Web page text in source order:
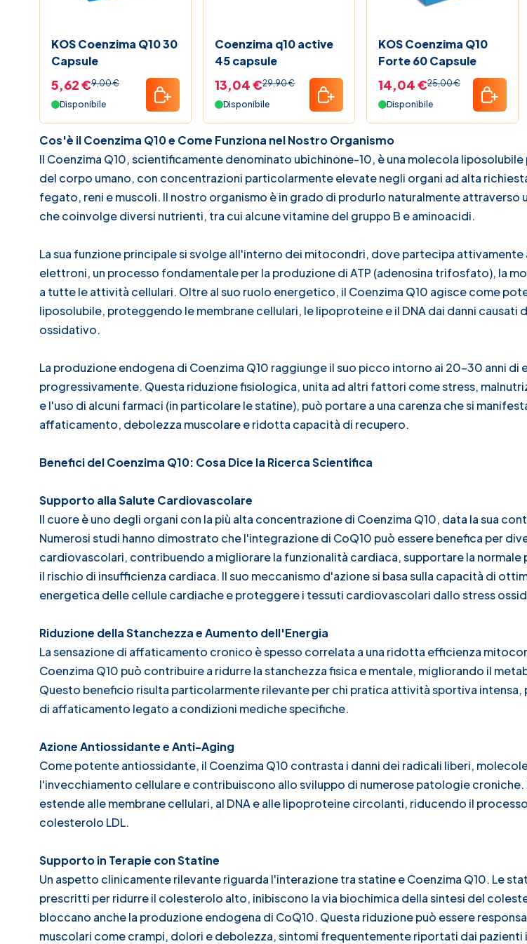
KOS Coenzima Q10 30
Capsule
5,62 €9,00 €
Disponibile
Coenzima q10 active
45 capsule
13,04 €29,90 €
Disponibile
KOS Coenzima Q10
Forte 60 Capsule
14,04 €25,00 €
Disponibile
Cos'è il Coenzima Q10 e Come Funziona nel Nostro Organismo
Il Coenzima Q10, scientificamente denominato ubichinone-10, è una molecola
del corpo umano, con concentrazioni particolarmente elevate negli organi ad alta
fegato, reni e muscoli. Il nostro organismo è in grado di produrlo naturalmente attraverso
che coinvolge diversi nutrienti, tra cui alcune vitamine del gruppo B e aminoacidi.
La sua funzione principale si svolge all'interno dei mitocondri, dove partecipa
elettroni, un processo fondamentale per la produzione di ATP (adenosina trifosfato), la
a tutte le attività cellulari. Oltre al suo ruolo energetico, il Coenzima Q10 agisce come
liposolubile, proteggendo le membrane cellulari, le lipoproteine e il DNA dai danni causati
ossidativo.
La produzione endogena di Coenzima Q10 raggiunge il suo picco intorno ai 20-30 anni di
progressivamente. Questa riduzione fisiologica, unita ad altri fattori come stress,
e l'uso di alcuni farmaci (in particolare le statine), può portare a una carenza che si
affaticamento, debolezza muscolare e ridotta capacità di recupero.
Benefici del Coenzima Q10: Cosa Dice la Ricerca Scientifica
Supporto alla Salute Cardiovascolare
Il cuore è uno degli organi con la più alta concentrazione di Coenzima Q10, data la sua
Numerosi studi hanno dimostrato che l'integrazione di CoQ10 può essere benefica per
cardiovascolari, contribuendo a migliorare la funzionalità cardiaca, supportare la normale
il rischio di insufficienza cardiaca. Il suo meccanismo d'azione si basa sulla capacità di
energetica delle cellule cardiache e proteggere i tessuti cardiovascolari dallo stress
Riduzione della Stanchezza e Aumento dell'Energia
La sensazione di affaticamento cronico è spesso correlata a una ridotta efficienza
Coenzima Q10 può contribuire a ridurre la stanchezza fisica e mentale, migliorando il
Questo beneficio risulta particolarmente rilevante per chi pratica attività sportiva intensa,
di affaticamento legato a condizioni mediche specifiche.
Azione Antiossidante e Anti-Aging
Come potente antiossidante, il Coenzima Q10 contrasta i danni dei radicali liberi,
l'invecchiamento cellulare e contribuiscono allo sviluppo di numerose patologie croniche.
estende alle membrane cellulari, al DNA e alle lipoproteine circolanti, riducendo il
colesterolo LDL.
Supporto in Terapie con Statine
Un aspetto clinicamente rilevante riguarda l'interazione tra statine e Coenzima Q10. Le
prescritti per ridurre il colesterolo alto, inibiscono la via biochimica della sintesi del
bloccano anche la produzione endogena di CoQ10. Questa riduzione può essere
muscolari come crampi, dolori e debolezza, sintomi frequentemente riportati dai pazienti